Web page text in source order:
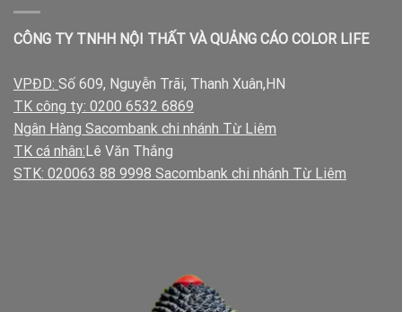
CÔNG TY TNHH NỘI THẤT VÀ QUẢNG CÁO COLOR LIFE
VPĐD: Số 609, Nguyễn Trãi, Thanh Xuân,HN
TK công ty: 0200 6532 6869
Ngân Hàng Sacombank chi nhánh Từ Liêm
TK cá nhân:Lê Văn Thắng
STK: 020063 88 9998 Sacombank chi nhánh Từ Liêm